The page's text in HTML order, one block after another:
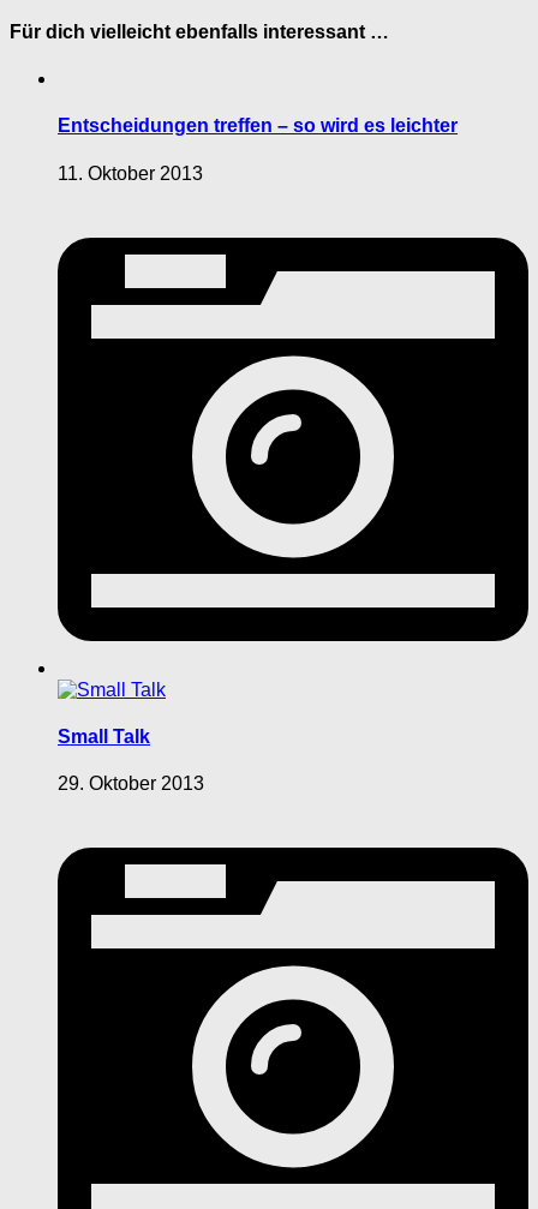
Für dich vielleicht ebenfalls interessant …
Entscheidungen treffen – so wird es leichter
11. Oktober 2013
Small Talk
29. Oktober 2013